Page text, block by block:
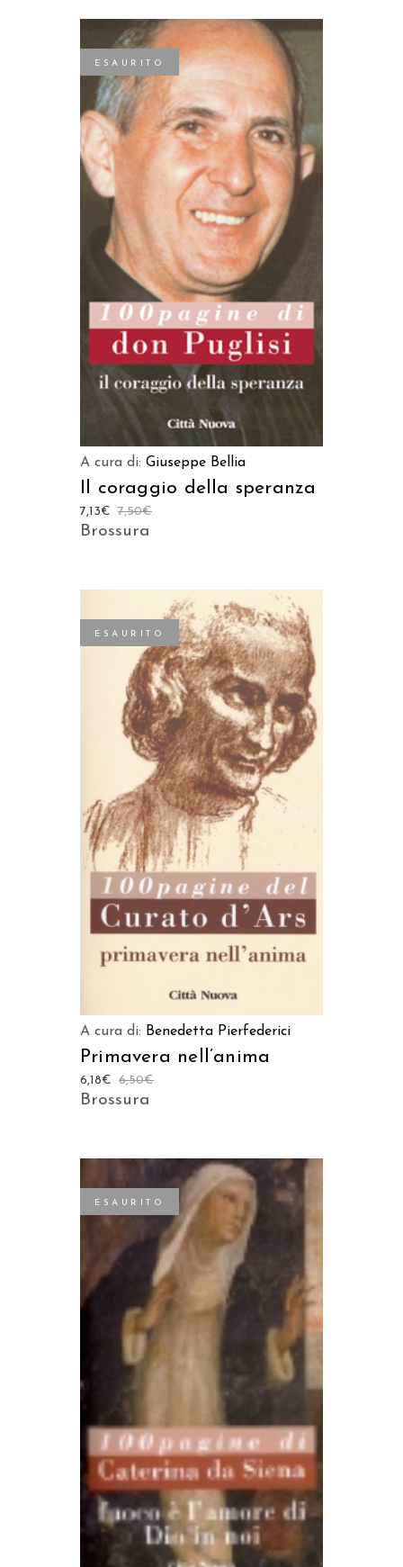
ESAURITO
LEGGI TUTTO
A cura di: Giuseppe Bellia
Il coraggio della speranza
7,50€
7,13€
Brossura
ESAURITO
LEGGI TUTTO
A cura di: Benedetta Pierfederici
Primavera nell’anima
6,50€
6,18€
Brossura
ESAURITO